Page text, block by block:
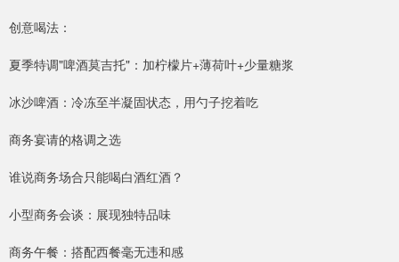
创意喝法：
夏季特调"啤酒莫吉托"：加柠檬片+薄荷叶+少量糖浆
冰沙啤酒：冷冻至半凝固状态，用勺子挖着吃
商务宴请的格调之选
谁说商务场合只能喝白酒红酒？
小型商务会谈：展现独特品味
商务午餐：搭配西餐毫无违和感